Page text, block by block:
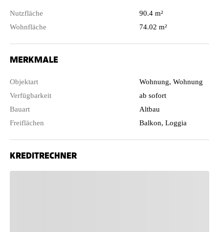
Nutzfläche
90.4 m²
Wohnfläche
74.02 m²
MERKMALE
Objektart
Wohnung, Wohnung
Verfügbarkeit
ab sofort
Bauart
Altbau
Freiflächen
Balkon, Loggia
KREDITRECHNER